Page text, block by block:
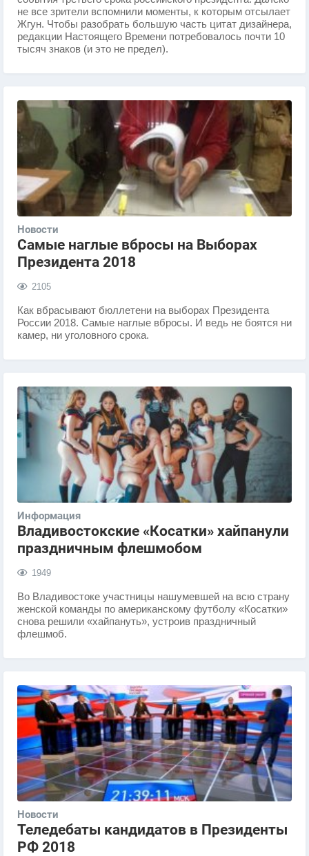
не все зрители вспомнили моменты, к которым отсылает
Жгун. Чтобы разобрать большую часть цитат дизайнера,
редакции Настоящего Времени потребовалось почти 10
тысяч знаков (и это не предел).
Новости
Самые наглые вбросы на Выборах
Президента 2018
2105
Как вбрасывают бюллетени на выборах Президента
России 2018. Самые наглые вбросы. И ведь не боятся ни
камер, ни уголовного срока.
Информация
Владивостокские «Косатки» хайпанули
праздничным флешмобом
1949
Во Владивостоке участницы нашумевшей на всю страну
женской команды по американскому футболу «Косатки»
снова решили «хайпануть», устроив праздничный
флешмоб.
Новости
​Теледебаты кандидатов в Президенты
РФ 2018